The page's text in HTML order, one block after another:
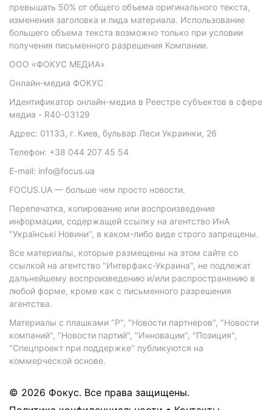
превышать 50% от общего объема оригинального текста,
изменения заголовка и лида материала. Использование
большего объема текста возможно только при условии
получения письменного разрешения Компании.
ООО «ФОКУС МЕДИА»
Онлайн-медиа ФОКУС
Идентификатор онлайн-медиа в Реестре субъектов в сфере
медиа - R40-03129
Адрес: 01133, г. Киев, бульвар Леси Украинки, 26
Телефон: +38 044 207 45 54
E-mail: info@focus.ua
FOCUS.UA — больше чем просто новости.
Перепечатка, копирование или воспроизведение
информации, содержащей ссылку на агентство ИнА
"Українські Новини", в каком-либо виде строго запрещены.
Все материалы, которые размещены на этом сайте со
ссылкой на агентство "Интерфакс-Украина", не подлежат
дальнейшему воспроизведению и/или распространению в
любой форме, кроме как с письменного разрешения
агентства.
Материалы с плашками "Р", "Новости партнеров", "Новости
компаний", "Новости партий", "Инновации", "Позиция",
"Спецпроект при поддержке" публикуются на
коммерческой основе.
© 2026 Фокус. Все права защищены.